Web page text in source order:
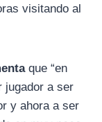
visitando al
que “en
jugador a ser
y ahora a ser